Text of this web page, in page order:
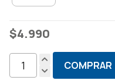
$4.990
Cómoda
COMPRAR